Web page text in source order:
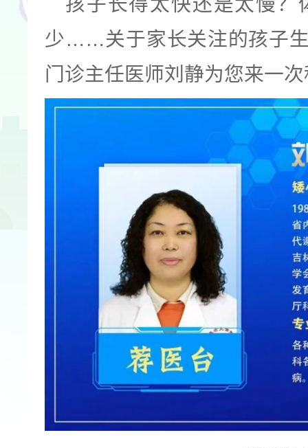
少……关于家长关注的孩子
门诊主任医师刘静为您来一